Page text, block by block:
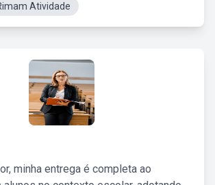
Atividade
minha entrega é completa ao